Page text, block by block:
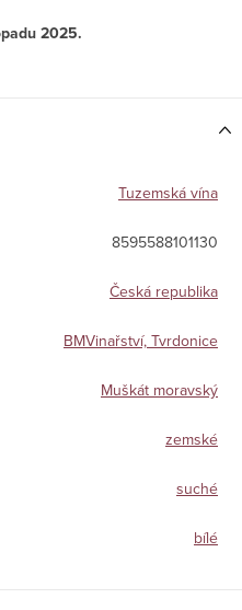
2025.
Tuzemská vína
8595588101130
Česká republika
BMVinařství, Tvrdonice
Muškát moravský
zemské
suché
bílé